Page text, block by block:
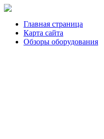
Главная страница
Карта сайта
Обзоры оборудования